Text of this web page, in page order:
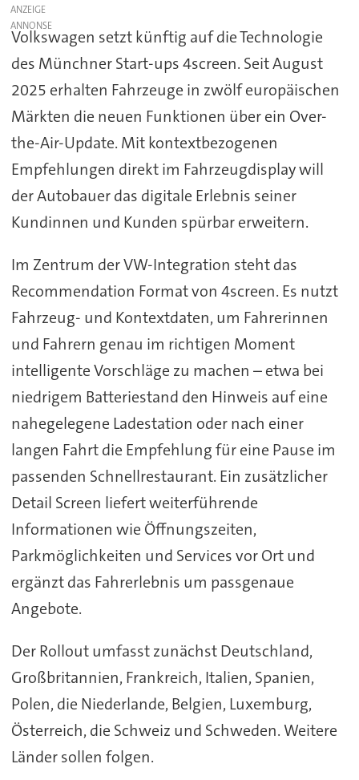
ANZEIGE
Volkswagen setzt künftig auf die Technologie
des Münchner Start-ups 4screen. Seit August
2025 erhalten Fahrzeuge in zwölf europäischen
Märkten die neuen Funktionen über ein Over-
the-Air-Update. Mit kontextbezogenen
Empfehlungen direkt im Fahrzeugdisplay will
der Autobauer das digitale Erlebnis seiner
Kundinnen und Kunden spürbar erweitern.
Im Zentrum der VW-Integration steht das
Recommendation Format von 4screen. Es nutzt
Fahrzeug- und Kontextdaten, um Fahrerinnen
und Fahrern genau im richtigen Moment
intelligente Vorschläge zu machen – etwa bei
niedrigem Batteriestand den Hinweis auf eine
nahegelegene Ladestation oder nach einer
langen Fahrt die Empfehlung für eine Pause im
passenden Schnellrestaurant. Ein zusätzlicher
Detail Screen liefert weiterführende
Informationen wie Öffnungszeiten,
Parkmöglichkeiten und Services vor Ort und
ergänzt das Fahrerlebnis um passgenaue
Angebote.
Der Rollout umfasst zunächst Deutschland,
Großbritannien, Frankreich, Italien, Spanien,
Polen, die Niederlande, Belgien, Luxemburg,
Österreich, die Schweiz und Schweden. Weitere
Länder sollen folgen.